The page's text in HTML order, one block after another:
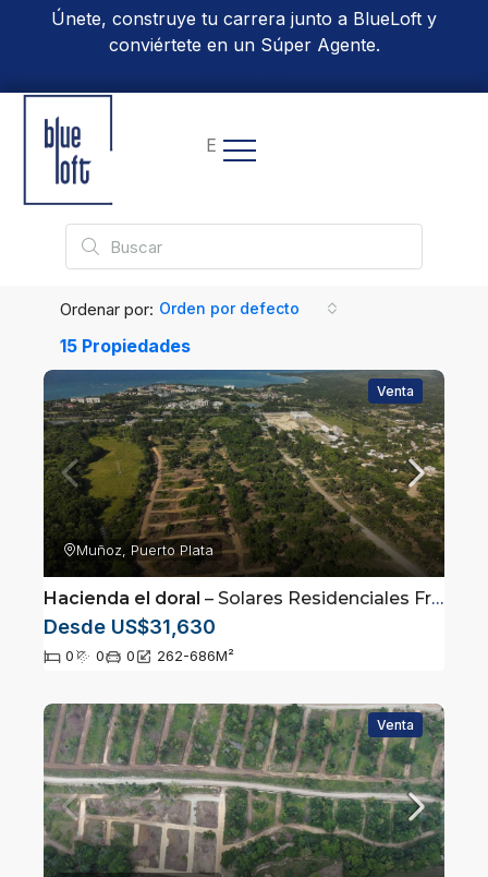
Únete, construye tu carrera junto a BlueLoft y
conviértete en un Súper Agente.
EN
15 Propiedades
Ordenar por: Orden por defecto
Venta
Muñoz, Puerto Plata
Hacienda el doral – Solares Residenciales Frente a Playa Dorada | Puerto Plata
Desde US$31,630
0 0 0 262-686M²
Venta